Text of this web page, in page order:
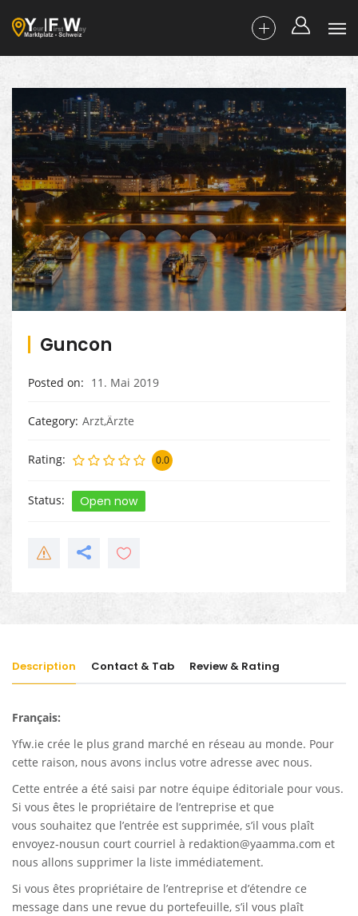
Guncon
Posted on 11. Mai 2019
Category Arzt,Ärzte
Rating 0.0
Status Open now
Description Contact & Tab Review & Rating
Français:
Yfw.ie crée le plus grand marché en réseau au monde. Pour
cette raison, nous avons inclus votre adresse avec nous.
Cette entrée a été saisi par notre équipe éditoriale pour vous.
Si vous êtes le propriétaire de l’entreprise et que
vous souhaitez que l’entrée est supprimée, s’il vous plaît
envoyez-nousun court courriel à redaktion@yaamma.com et
nous allons supprimer la liste immédiatement.
Si vous êtes propriétaire de l’entreprise et d’étendre ce
message dans une revue du portefeuille, s’il vous plaît